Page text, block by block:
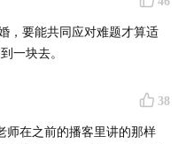
、少在意别人的目光？
，要能共同应对难题才算适
一块去。
38
师在之前的播客里讲的那样